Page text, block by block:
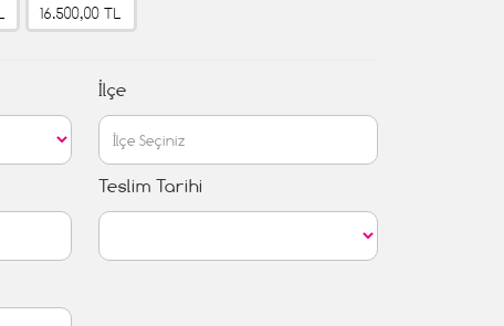
16.500,00 TL
İlçe
Teslim Tarihi